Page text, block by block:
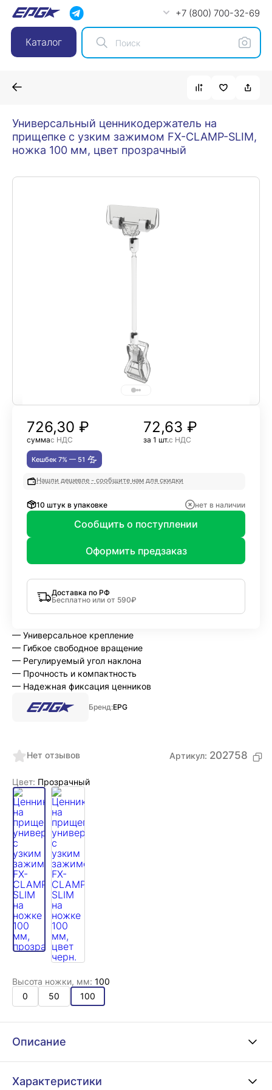
+7 (800) 700-32-69
Каталог
Универсальный ценникодержатель на
прищепке с узким зажимом FX-CLAMP-SLIM,
ножка 100 мм, цвет прозрачный
Нет отзывов Артикул: 202758
Цвет: Прозрачный
Высота ножки, мм: 100
0
50 100
726,30 ₽
суммас НДС
72,63 ₽
за 1 шт.с НДС
Кешбек 7% — 51
Нашли дешевле - сообщите нам для скидки
10 штук в упаковке нет в наличии
Сообщить о поступлении
Оформить предзаказ
Доставка по РФ
Бесплатно или от 590₽
— Универсальное крепление
— Гибкое свободное вращение
— Регулируемый угол наклона
— Прочность и компактность
— Надежная фиксация ценников
Бренд:EPG
Описание
Характеристики